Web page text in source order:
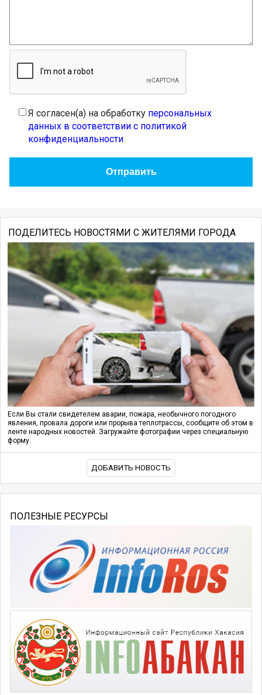
Я согласен(а) на обработку персональных
данных в соответствии с политикой
конфиденциальности
ПОДЕЛИТЕСЬ НОВОСТЯМИ С ЖИТЕЛЯМИ ГОРОДА
Если Вы стали свидетелем аварии, пожара, необычного погодного
явления, провала дороги или прорыва теплотрассы, сообщите об этом в
ленте народных новостей. Загружайте фотографии через специальную
форму.
ДОБАВИТЬ НОВОСТЬ
ПОЛЕЗНЫЕ РЕСУРСЫ